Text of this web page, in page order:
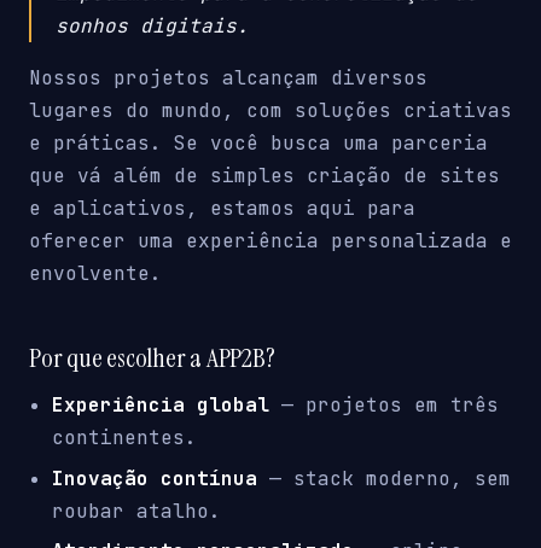
sonhos digitais.
Nossos projetos alcançam diversos
lugares do mundo, com soluções criativas
e práticas. Se você busca uma parceria
que vá além de simples criação de sites
e aplicativos, estamos aqui para
oferecer uma experiência personalizada e
envolvente.
Por que escolher a APP2B?
Experiência global — projetos em três
continentes.
Inovação contínua — stack moderno, sem
roubar atalho.